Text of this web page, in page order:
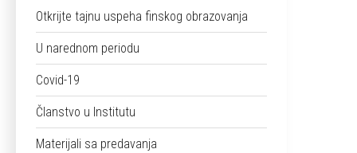
Otkrijte tajnu uspeha finskog obrazovanja
U narednom periodu
Covid-19
Članstvo u Institutu
Materijali sa predavanja